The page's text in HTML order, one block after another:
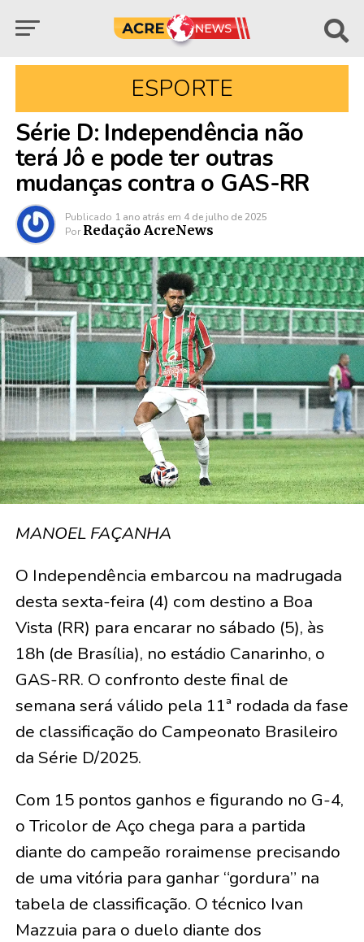
ESPORTE
Série D: Independência não
terá Jô e pode ter outras
mudanças contra o GAS-RR
Publicado 1 ano atrás em 4 de julho de 2025
Por Redação AcreNews
MANOEL FAÇANHA
O Independência embarcou na madrugada
desta sexta-feira (4) com destino a Boa
Vista (RR) para encarar no sábado (5), às
18h (de Brasília), no estádio Canarinho, o
GAS-RR. O confronto deste final de
semana será válido pela 11ª rodada da fase
de classificação do Campeonato Brasileiro
da Série D/2025.
Com 15 pontos ganhos e figurando no G-4,
o Tricolor de Aço chega para a partida
diante do campeão roraimense precisando
de uma vitória para ganhar “gordura” na
tabela de classificação. O técnico Ivan
Mazzuia para o duelo diante dos